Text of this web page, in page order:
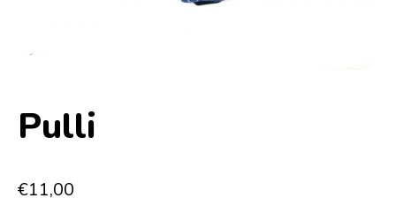
Pulli
€11,00